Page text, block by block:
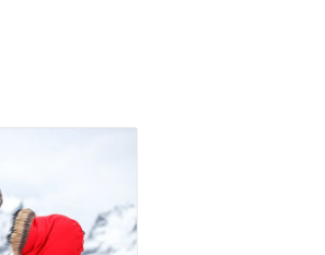
молнии
от снега
с влагозащитной молнией —